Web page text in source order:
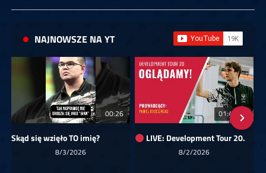
NAJNOWSZE NA YT
00:26
Skąd się wzięło TO imię?
8/3/2026
01:40:24
LIVE: Development Tour 20.
8/2/2026